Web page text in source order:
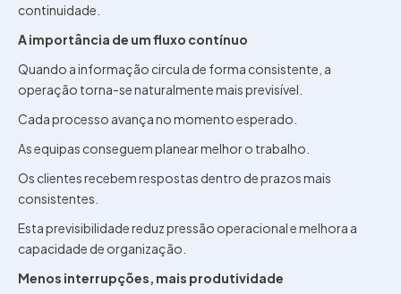
continuidade.
A importância de um fluxo contínuo
Quando a informação circula de forma consistente, a
operação torna-se naturalmente mais previsível.
Cada processo avança no momento esperado.
As equipas conseguem planear melhor o trabalho.
Os clientes recebem respostas dentro de prazos mais
consistentes.
Esta previsibilidade reduz pressão operacional e melhora a
capacidade de organização.
Menos interrupções, mais produtividade